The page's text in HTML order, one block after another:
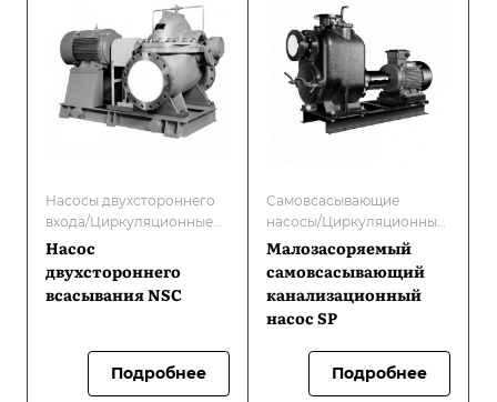
Насосы двухстороннего
входа/Циркуляционные
насосы для систем
ротором
Насос
двухстороннего
всасывания NSC
Подробнее
Самовсасывающие
насосы/Циркуляционные
насосы для систем
Малозасоряемый
самовсасывающий
канализационный
насос SP
Подробнее